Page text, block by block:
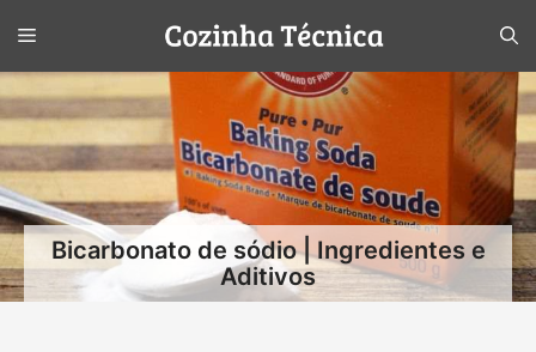
para
o
conteúdo
Menu
Bicarbonato de sódio | Ingredientes e
Aditivos